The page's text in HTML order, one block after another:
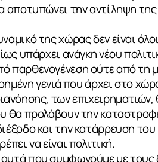
αποτυπώνει την αντίληψη
της χώρας δεν είναι
υπάρχει ανάγκη νέου
παρθενογένεση ούτε από τη
γενιά που άρχει στο
των
θα προλάβουν την
και την κατάρρευση
να είναι πολιτική.
που συμφωνούμε με τους